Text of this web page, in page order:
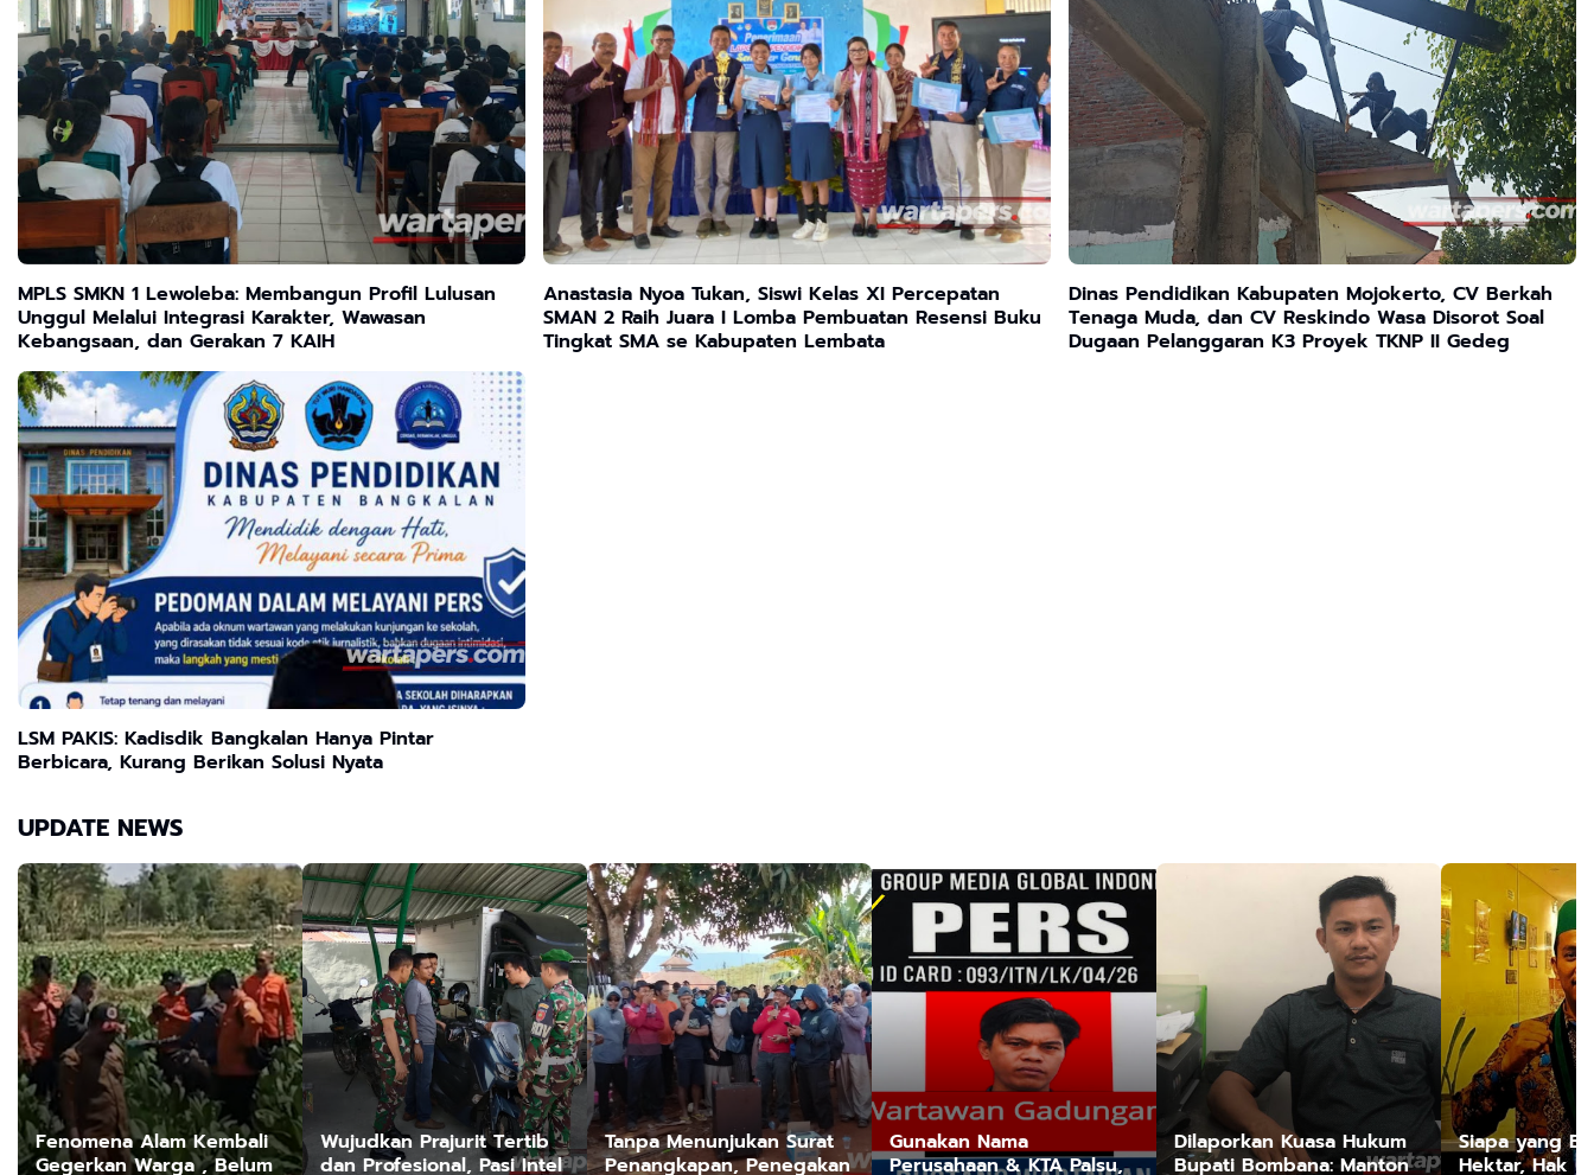
MPLS SMKN 1 Lewoleba: Membangun Profil Lulusan
Unggul Melalui Integrasi Karakter, Wawasan
Kebangsaan, dan Gerakan 7 KAIH
Anastasia Nyoa Tukan, Siswi Kelas XI Percepatan
SMAN 2 Raih Juara I Lomba Pembuatan Resensi Buku
Tingkat SMA se Kabupaten Lembata
Dinas Pendidikan Kabupaten Mojokerto, CV Berkah
Tenaga Muda, dan CV Reskindo Wasa Disorot Soal
Dugaan Pelanggaran K3 Proyek TKNP II Gedeg
LSM PAKIS: Kadisdik Bangkalan Hanya Pintar
Berbicara, Kurang Berikan Solusi Nyata
UPDATE NEWS
Fenomena Alam Kembali
Gegerkan Warga , Belum
Wujudkan Prajurit Tertib
dan Profesional, Pasi Intel
Tanpa Menunjukan Surat
Penangkapan, Penegakan
Gunakan Nama
Perusahaan & KTA Palsu,
Dilaporkan Kuasa Hukum
Bupati Bombana: Manton
Siapa yang
Hektar, Hak